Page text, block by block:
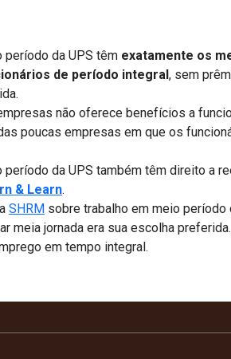
período da UPS têm exatamente os
de período integral, sem
não oferece benefícios a
poucas empresas em que os
período da UPS também têm direito a
& Learn.
SHRM sobre trabalho em meio
meia jornada era sua escolha
em tempo integral.